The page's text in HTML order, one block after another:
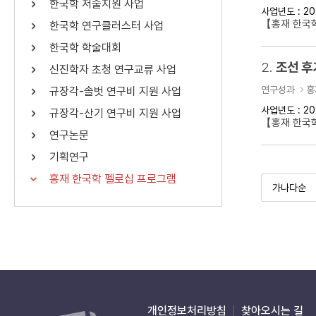
연산자
AND
OR 정조 OR 정약용 “정조” 또는 “
료를 검색
한국학 저술지원 사업
한국학 연구클러스터 사업
한국학 학술대회
신진학자 초청 연구교류 사업
규장각-솔벗 연구비 지원 사업
규장각-산기 연구비 지원 사업
연구논문
기획연구
홍재 한국학 펠로십 프로그램
사업년도 :
【홍재 한
2. 조선 후
연구성과
사업년도 :
【홍재
개인정보처리방침 찾아오시는 길